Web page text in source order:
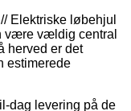
Elektriske løbehjul
være vældig central
herved er det
estimerede
dag levering på de